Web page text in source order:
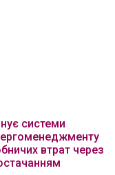
системи
втрат через